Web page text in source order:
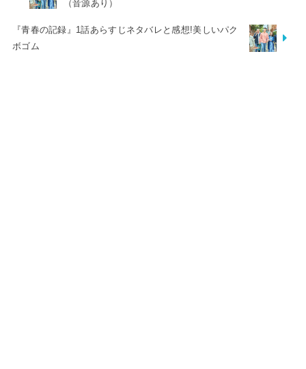
（音源あり）
『青春の記録』1話あらすじネタバレと感想!美しいパク
ボゴム